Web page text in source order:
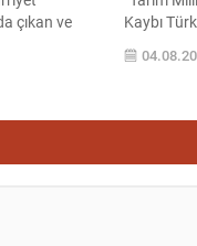
çıkan ve
alanlarını
çok sert
müdahale
eksiklikleri
öne
Kaybı
Ediyor”